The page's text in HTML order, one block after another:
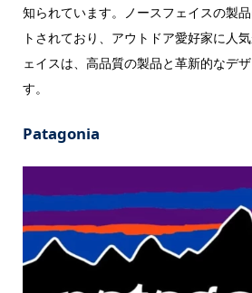
知られています。ノースフェイスの製
トされており、アウトドア愛好家に人
ェイスは、高品質の製品と革新的なデ
す。
Patagonia